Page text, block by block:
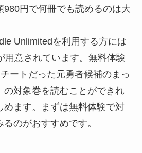
980円で何冊でも読めるのは大
Unlimitedを利用する方には
用意されています。無料体験
ートだった元勇者候補のまっ
の対象巻を読むことができれ
めます。まずは無料体験で対
のがおすすめです。